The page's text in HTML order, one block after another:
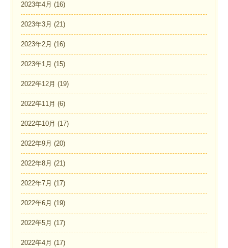
2023年4月 (16)
2023年3月 (21)
2023年2月 (16)
2023年1月 (15)
2022年12月 (19)
2022年11月 (6)
2022年10月 (17)
2022年9月 (20)
2022年8月 (21)
2022年7月 (17)
2022年6月 (19)
2022年5月 (17)
2022年4月 (17)